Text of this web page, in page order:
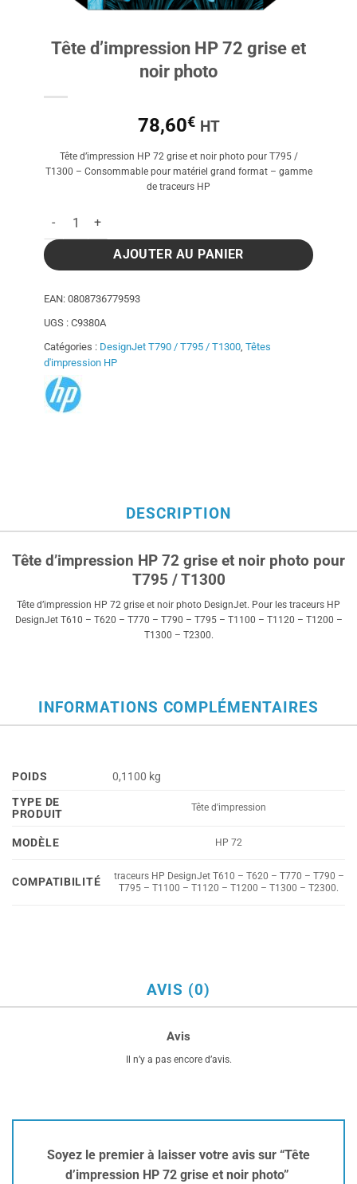
Tête d’impression HP 72 grise et
noir photo
78,60€ HT
Tête d’impression HP 72 grise et noir photo pour T795 /
T1300 – Consommable pour matériel grand format – gamme
de traceurs HP
quantité de Tête d'impression HP 72 grise et noir photo
AJOUTER AU PANIER
EAN: 0808736779593
UGS : C9380A
Catégories : DesignJet T790 / T795 / T1300 Têtes
d'impression HP
DESCRIPTION
Tête d’impression HP 72 grise et noir photo pour
T795 / T1300
Tête d’impression HP 72 grise et noir photo DesignJet. Pour les traceurs HP
DesignJet T610 – T620 – T770 – T790 – T795 – T1100 – T1120 – T1200 –
T1300 – T2300.
INFORMATIONS COMPLÉMENTAIRES
POIDS
0,1100 kg
TYPE DE
PRODUIT
Tête d'impression
MODÈLE HP 72
COMPATIBILITÉ
traceurs HP DesignJet T610 – T620 – T770 – T790 –
T795 – T1100 – T1120 – T1200 – T1300 – T2300.
AVIS (0)
Avis
Il n’y a pas encore d’avis.
Soyez le premier à laisser votre avis sur “Tête
d’impression HP 72 grise et noir photo”